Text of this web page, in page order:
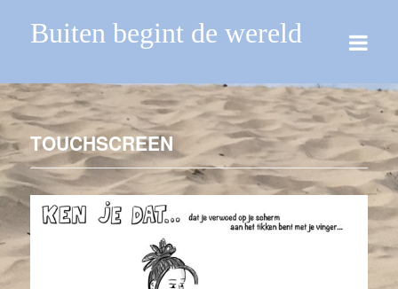
Buiten begint de wereld
TOUCHSCREEN